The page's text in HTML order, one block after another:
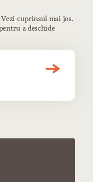
cuprinsul mai jos.
a deschide